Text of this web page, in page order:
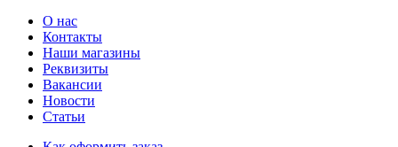
О нас
Контакты
Наши магазины
Реквизиты
Вакансии
Новости
Статьи